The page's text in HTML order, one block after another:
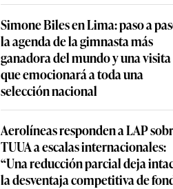
Simone Biles en Lima: paso a
la agenda de la gimnasta más
ganadora del mundo y una visita
que emocionará a toda una
selección nacional
Aerolíneas responden a LAP
TUUA a escalas internacionales:
“Una reducción parcial deja
la desventaja competitiva de